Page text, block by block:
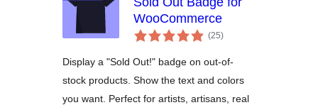
WooCommerce
(25total
ratings
)
Display a "Sold Out!" badge on out-of-
stock products. Show the text and colors
you want. Perfect for artists, artisans, real